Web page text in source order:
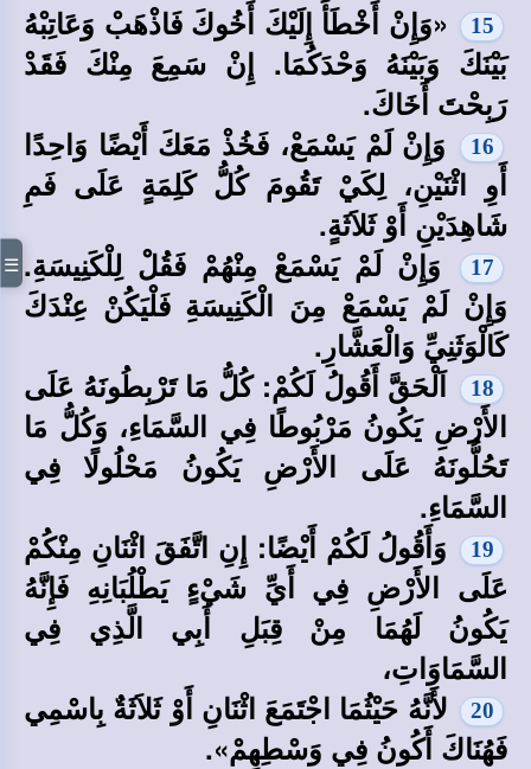
15
«وَإِنْ أَخْطَأَ إِلَيْكَ أَخُوكَ فَاذْهَبْ وَعَاتِبْهُ
بَيْنَكَ وَبَيْنَهُ وَحْدَكُمَا. إِنْ سَمِعَ مِنْكَ فَقَدْ
رَبِحْتَ أَخَاكَ.
16
وَإِنْ لَمْ يَسْمَعْ، فَخُذْ مَعَكَ أَيْضًا وَاحِدًا
أَوِ اثْنَيْنِ، لِكَيْ تَقُومَ كُلُّ كَلِمَةٍ عَلَى فَمِ
شَاهِدَيْنِ أَوْ ثَلاَثَةٍ.
17
وَإِنْ لَمْ يَسْمَعْ مِنْهُمْ فَقُلْ لِلْكَنِيسَةِ.
وَإِنْ لَمْ يَسْمَعْ مِنَ الْكَنِيسَةِ فَلْيَكُنْ عِنْدَكَ
كَالْوَثَنِيِّ وَالْعَشَّارِ.
18
اَلْحَقَّ أَقُولُ لَكُمْ: كُلُّ مَا تَرْبِطُونَهُ عَلَى
الأَرْضِ يَكُونُ مَرْبُوطًا فِي السَّمَاءِ، وَكُلُّ مَا
تَحُلُّونَهُ عَلَى الأَرْضِ يَكُونُ مَحْلُولًا فِي
السَّمَاءِ.
19
وَأَقُولُ لَكُمْ أَيْضًا: إِنِ اتَّفَقَ اثْنَانِ مِنْكُمْ
عَلَى الأَرْضِ فِي أَيِّ شَيْءٍ يَطْلُبَانِهِ فَإِنَّهُ
يَكُونُ لَهُمَا مِنْ قِبَلِ أَبِي الَّذِي فِي
السَّمَاوَاتِ،
20
لأَنَّهُ حَيْثُمَا اجْتَمَعَ اثْنَانِ أَوْ ثَلاَثَةٌ بِاسْمِي
فَهُنَاكَ أَكُونُ فِي وَسْطِهِمْ».
☰